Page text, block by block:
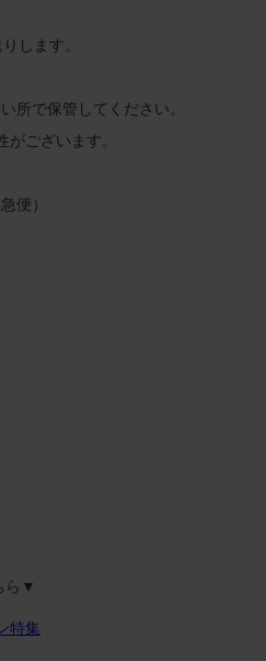
します。
所で保管してください。
ございます。
便）
ら▼
特集